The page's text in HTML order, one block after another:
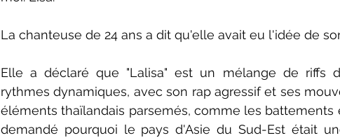
La chanteuse de 24 ans a dit qu'elle avait eu l'idée de
Elle a déclaré que "Lalisa" est un mélange de riffs
rythmes dynamiques, avec son rap agressif et ses
éléments thaïlandais parsemés, comme les battements
demandé pourquoi le pays d'Asie du Sud-Est était